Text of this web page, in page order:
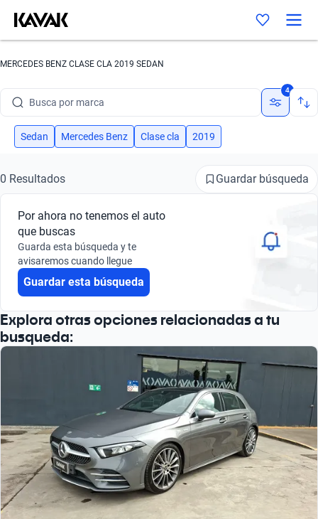
MERCEDES BENZ CLASE CLA 2019 SEDAN
Busca por marca
Busca por modelo
Busca por año
Busca por marca
Busca por modelo
Busca por año
4
Sedan Mercedes Benz Clase cla 2019
0 Resultados Guardar búsqueda
Por ahora no tenemos el auto
que buscas
Guarda esta búsqueda y te
avisaremos cuando llegue
Guardar esta búsqueda
Explora otras opciones relacionadas a tu
busqueda: